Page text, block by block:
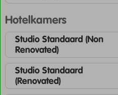
Hotelkamers
Studio Standaard (Non
Renovated)
Studio Standaard
(Renovated)